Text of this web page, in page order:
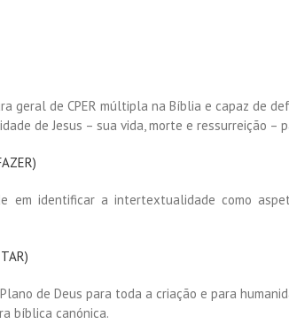
geral de CPER múltipla na Bíblia e capaz de
de Jesus – sua vida, morte e ressurreição –
em identificar a intertextualidade como
de Deus para toda a criação e para
bíblica canónica.